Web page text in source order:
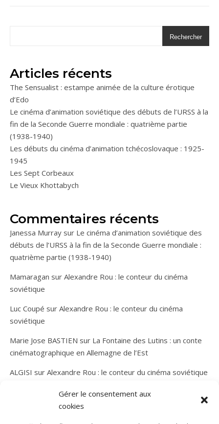
Gérer le consentement aux
cookies
Rechercher
Articles récents
The Sensualist : estampe animée de la culture érotique
d’Edo
Le cinéma d’animation soviétique des débuts de l’URSS à la
fin de la Seconde Guerre mondiale : quatrième partie
(1938-1940)
Les débuts du cinéma d’animation tchécoslovaque : 1925-
1945
Les Sept Corbeaux
Le Vieux Khottabych
Commentaires récents
Janessa Murray sur Le cinéma d’animation soviétique des
débuts de l’URSS à la fin de la Seconde Guerre mondiale :
quatrième partie (1938-1940)
Mamaragan sur Alexandre Rou : le conteur du cinéma
soviétique
Luc Coupé sur Alexandre Rou : le conteur du cinéma
soviétique
Marie Jose BASTIEN sur La Fontaine des Lutins : un conte
cinématographique en Allemagne de l’Est
ALGISI sur Alexandre Rou : le conteur du cinéma soviétique